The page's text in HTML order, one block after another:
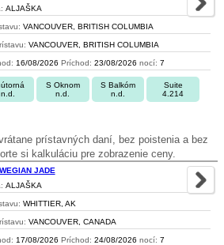
ALJAŠKA
VANCOUVER, BRITISH COLUMBIA
VANCOUVER, BRITISH COLUMBIA
16/08/2026 Príchod: 23/08/2026 nocí: 7
n.d.
S Oknom
n.d.
S Balkóm
n.d.
Suite
4.214
prístavných daní, bez poistenia a bez
si kalkuláciu pre zobrazenie ceny.
JADE
ALJAŠKA
WHITTIER, AK
VANCOUVER, CANADA
17/08/2026 Príchod: 24/08/2026 nocí: 7